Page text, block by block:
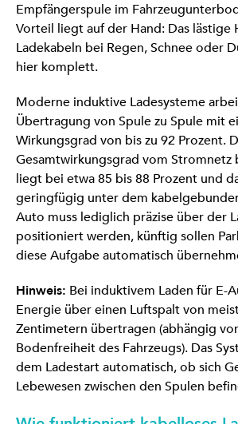
Empfängerspule im
Vorteil liegt auf der Hand: Das lästige
Ladekabeln bei Regen, Schnee oder
hier komplett.
Moderne induktive Ladesysteme
Übertragung von Spule zu Spule mit
Wirkungsgrad von bis zu 92 Prozent.
Gesamtwirkungsgrad vom Stromnetz
liegt bei etwa 85 bis 88 Prozent und
geringfügig unter dem
Auto muss lediglich präzise über der
positioniert werden, künftig sollen
diese Aufgabe automatisch
Hinweis: Bei induktivem Laden für E-
Energie über einen Luftspalt von
Zentimetern übertragen (abhängig
Bodenfreiheit des Fahrzeugs). Das
dem Ladestart automatisch, ob sich
Lebewesen zwischen den Spulen